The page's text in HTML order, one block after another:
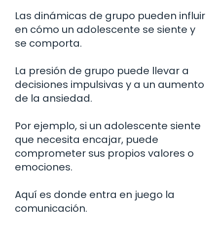
Las dinámicas de grupo pueden influir
en cómo un adolescente se siente y
se comporta.
La presión de grupo puede llevar a
decisiones impulsivas y a un aumento
de la ansiedad.
Por ejemplo, si un adolescente siente
que necesita encajar, puede
comprometer sus propios valores o
emociones.
Aquí es donde entra en juego la
comunicación.